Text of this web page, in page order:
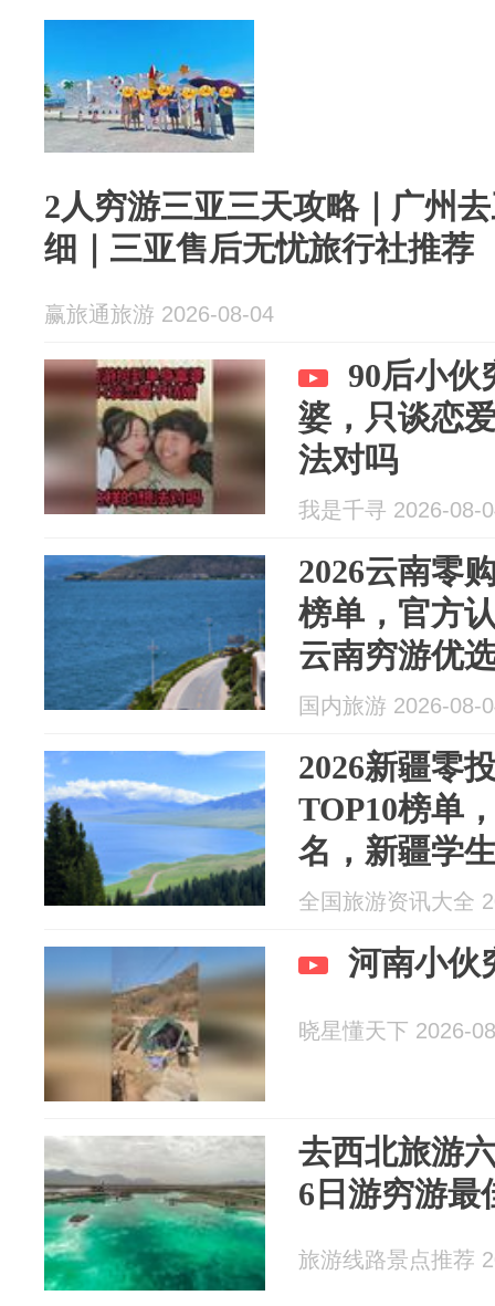
2人穷游三亚三天攻略｜广州
细｜三亚售后无忧旅行社推荐
赢旅通旅游 2026-08-04
90后小伙
婆，只谈恋
法对吗
我是千寻 2026-08-
2026云南零
榜单，官方
云南穷游优
国内旅游 2026-08-
2026新疆零
TOP10榜单
名，新疆学
全国旅游资讯大全
河南小伙
晓星懂天下 2026-
去西北旅游
6日游穷游最
旅游线路景点推荐